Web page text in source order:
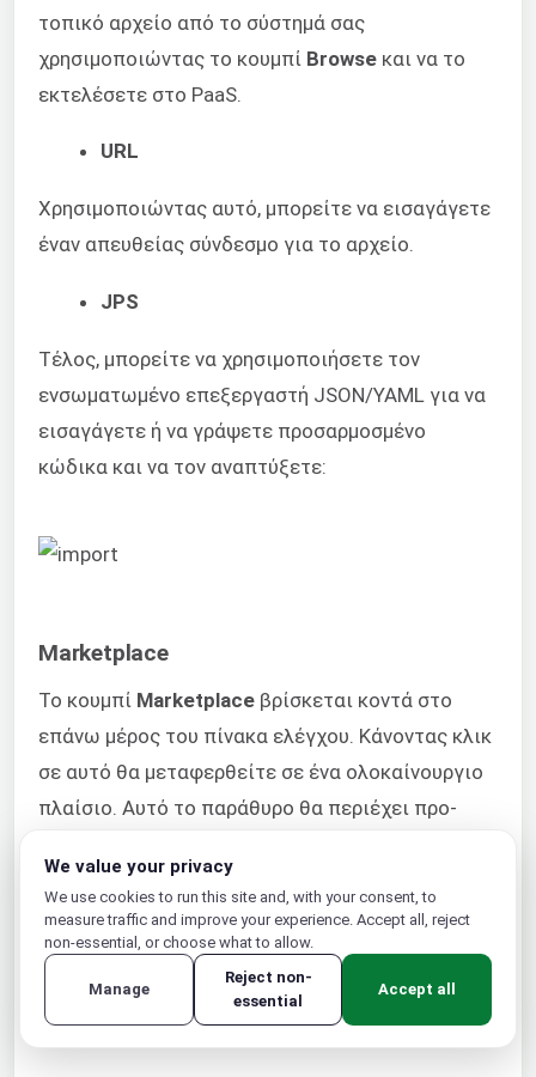
τοπικό αρχείο από το σύστημά σας
χρησιμοποιώντας το κουμπί Browse και να το
εκτελέσετε στο PaaS.
URL
Χρησιμοποιώντας αυτό, μπορείτε να εισαγάγετε
έναν απευθείας σύνδεσμο για το αρχείο.
JPS
Τέλος, μπορείτε να χρησιμοποιήσετε τον
ενσωματωμένο επεξεργαστή JSON/YAML για να
εισαγάγετε ή να γράψετε προσαρμοσμένο
κώδικα και να τον αναπτύξετε:
Marketplace
Το κουμπί Marketplace βρίσκεται κοντά στο
επάνω μέρος του πίνακα ελέγχου. Κάνοντας κλικ
σε αυτό θα μεταφερθείτε σε ένα ολοκαίνουργιο
πλαίσιο. Αυτό το παράθυρο θα περιέχει προ-
απλά να εγκαταστήσετε στον πίνακα ελέγχου
σας όπως απαιτείται.
We value your privacy
We use cookies to run this site and, with your consent, to
measure traffic and improve your experience. Accept all, reject
non-essential, or choose what to allow.
Manage
Reject non-
essential
Accept all